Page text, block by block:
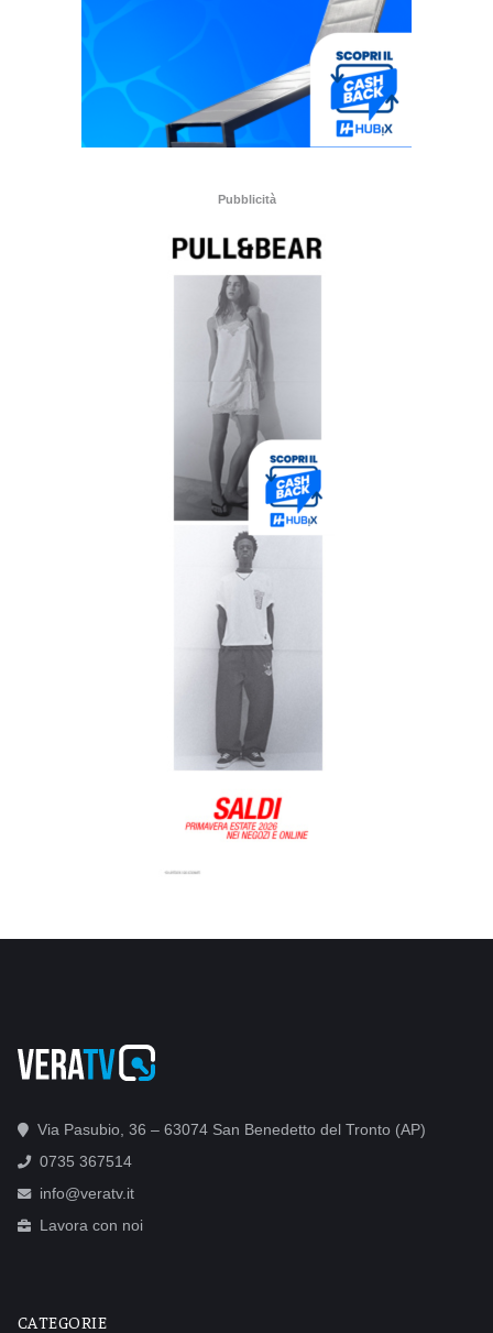
Pubblicità
Via Pasubio, 36 – 63074 San Benedetto del Tronto (AP)
0735 367514
info@veratv.it
Lavora con noi
CATEGORIE